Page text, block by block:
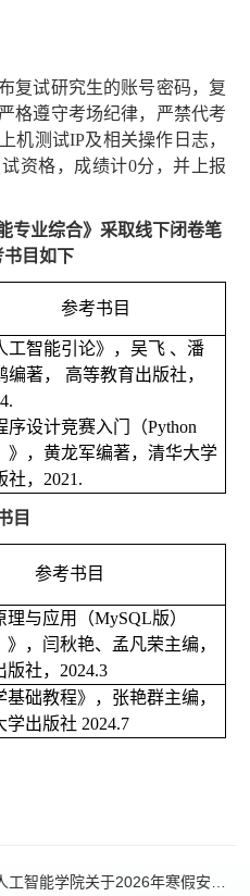
复试研究生的账号密码，复
格遵守考场纪律，严禁代考
机测试IP及相关操作日志，
资格，成绩计0分，并上报
专业综合》采取线下闭卷笔
目如下
参考书目
工智能引论》，吴飞 、潘
编著， 高等教育出版社，
序设计竞赛入门（Python
》，黄龙军编著，清华大学
社， 2021.
目
参考书目
理与应用（MySQL版）
》，闫秋艳、孟凡荣主编，
社， 2024.3
基础教程》，张艳群主编，
学出版社 2024.7
工智能学院关于2026年寒假安全